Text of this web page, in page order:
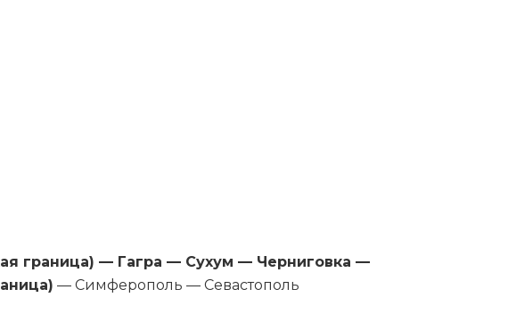
граница) — Гагра — Сухум — Черниговка —
— Симферополь — Севастополь